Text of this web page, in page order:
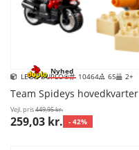
Nyhed
LEGO DUPLO® 10464 65 2+
Team Spideys hovedkvarter
Vejl. pris449,95 kr.
259,03 kr. - 42%